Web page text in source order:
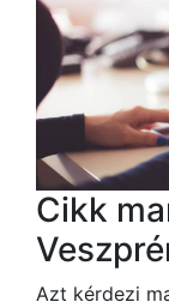
Cikk
Azt kérdezi